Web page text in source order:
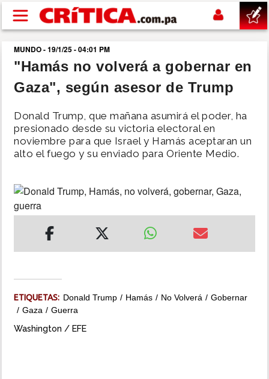
Pasar al contenido principal
buscar
SUCESOS
NACIONAL
POLÍTICA
SHOW
MULTIMEDIA
MUNDO - 19/1/25 - 04:01 PM
"Hamás no volverá a gobernar en
Gaza", según asesor de Trump
Donald Trump, que mañana asumirá el poder, ha
presionado desde su victoria electoral en
noviembre para que Israel y Hamás aceptaran un
alto el fuego y su enviado para Oriente Medio.
ETIQUETAS: Donald Trump Hamás No Volverá
Gobernar
Gaza
Guerra
Washington / EFE